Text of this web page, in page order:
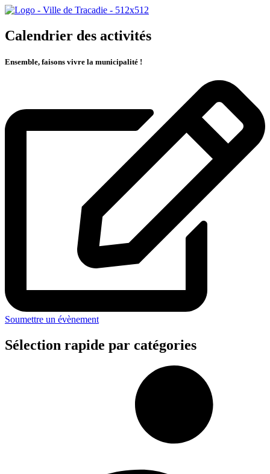
Calendrier des activités
Ensemble, faisons vivre la municipalité !
Soumettre un évènement
Sélection rapide par catégories